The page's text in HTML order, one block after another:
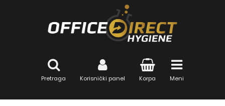
Pretraga Korisnički panel Korpa Meni